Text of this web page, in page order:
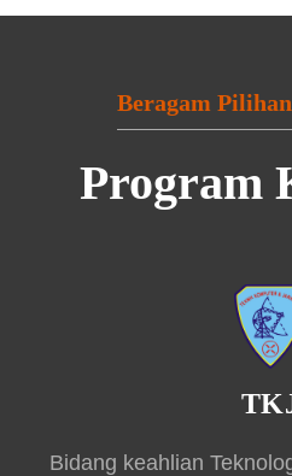
Beragam
Program
Bidang keahlian